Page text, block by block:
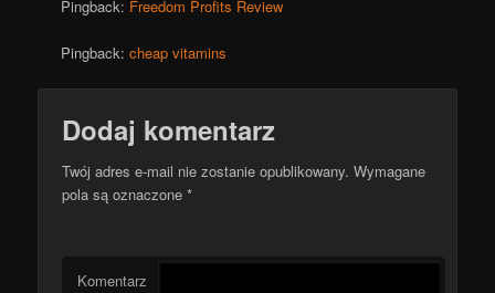
Pingback: Freedom Profits Review
Pingback:cheap vitamins
Dodaj komentarz
Twój adres e-mail nie zostanie opublikowany. Wymagane
pola są oznaczone*
Komentarz